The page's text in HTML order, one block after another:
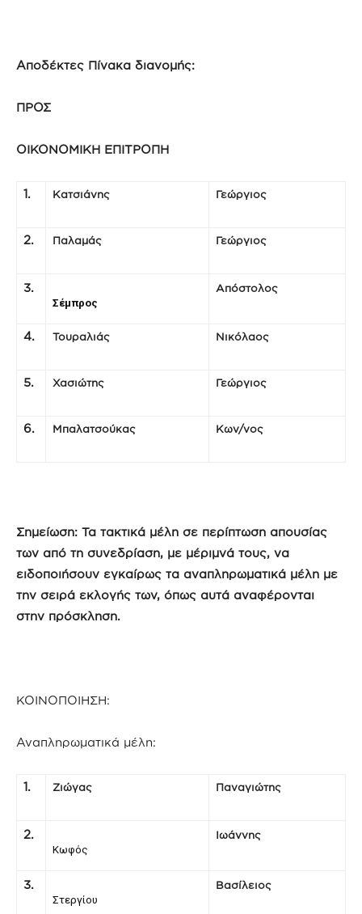
Αποδέκτες Πίνακα διανομής:
ΠΡΟΣ
ΟΙΚΟΝΟΜΙΚΗ ΕΠΙΤΡΟΠΗ
1. Κατσιάνης Γεώργιος
2. Παλαμάς Γεώργιος
3.
Σέμπρος
Απόστολος
4. Τουραλιάς Νικόλαος
5. Χασιώτης Γεώργιος
6. Μπαλατσούκας Κων/νος
Σημείωση: Τα τακτικά μέλη σε περίπτωση απουσίας
των από τη συνεδρίαση, με μέριμνά τους, να
ειδοποιήσουν εγκαίρως τα αναπληρωματικά μέλη με
την σειρά εκλογής των, όπως αυτά αναφέρονται
στην πρόσκληση.
ΚΟΙΝΟΠΟΙΗΣΗ:
Αναπληρωματικά μέλη:
1. Ζιώγας Παναγιώτης
2.
Κωφός
Ιωάννης
3.
Στεργίου
Βασίλειος